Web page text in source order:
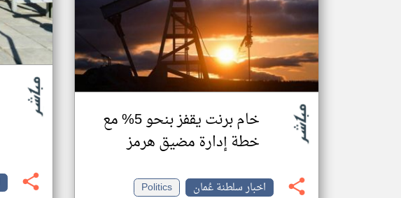
خام برنت يقفز بنحو 5% مع
خطة إدارة مضيق هرمز
اخبار سلطنة عُمان
Politics